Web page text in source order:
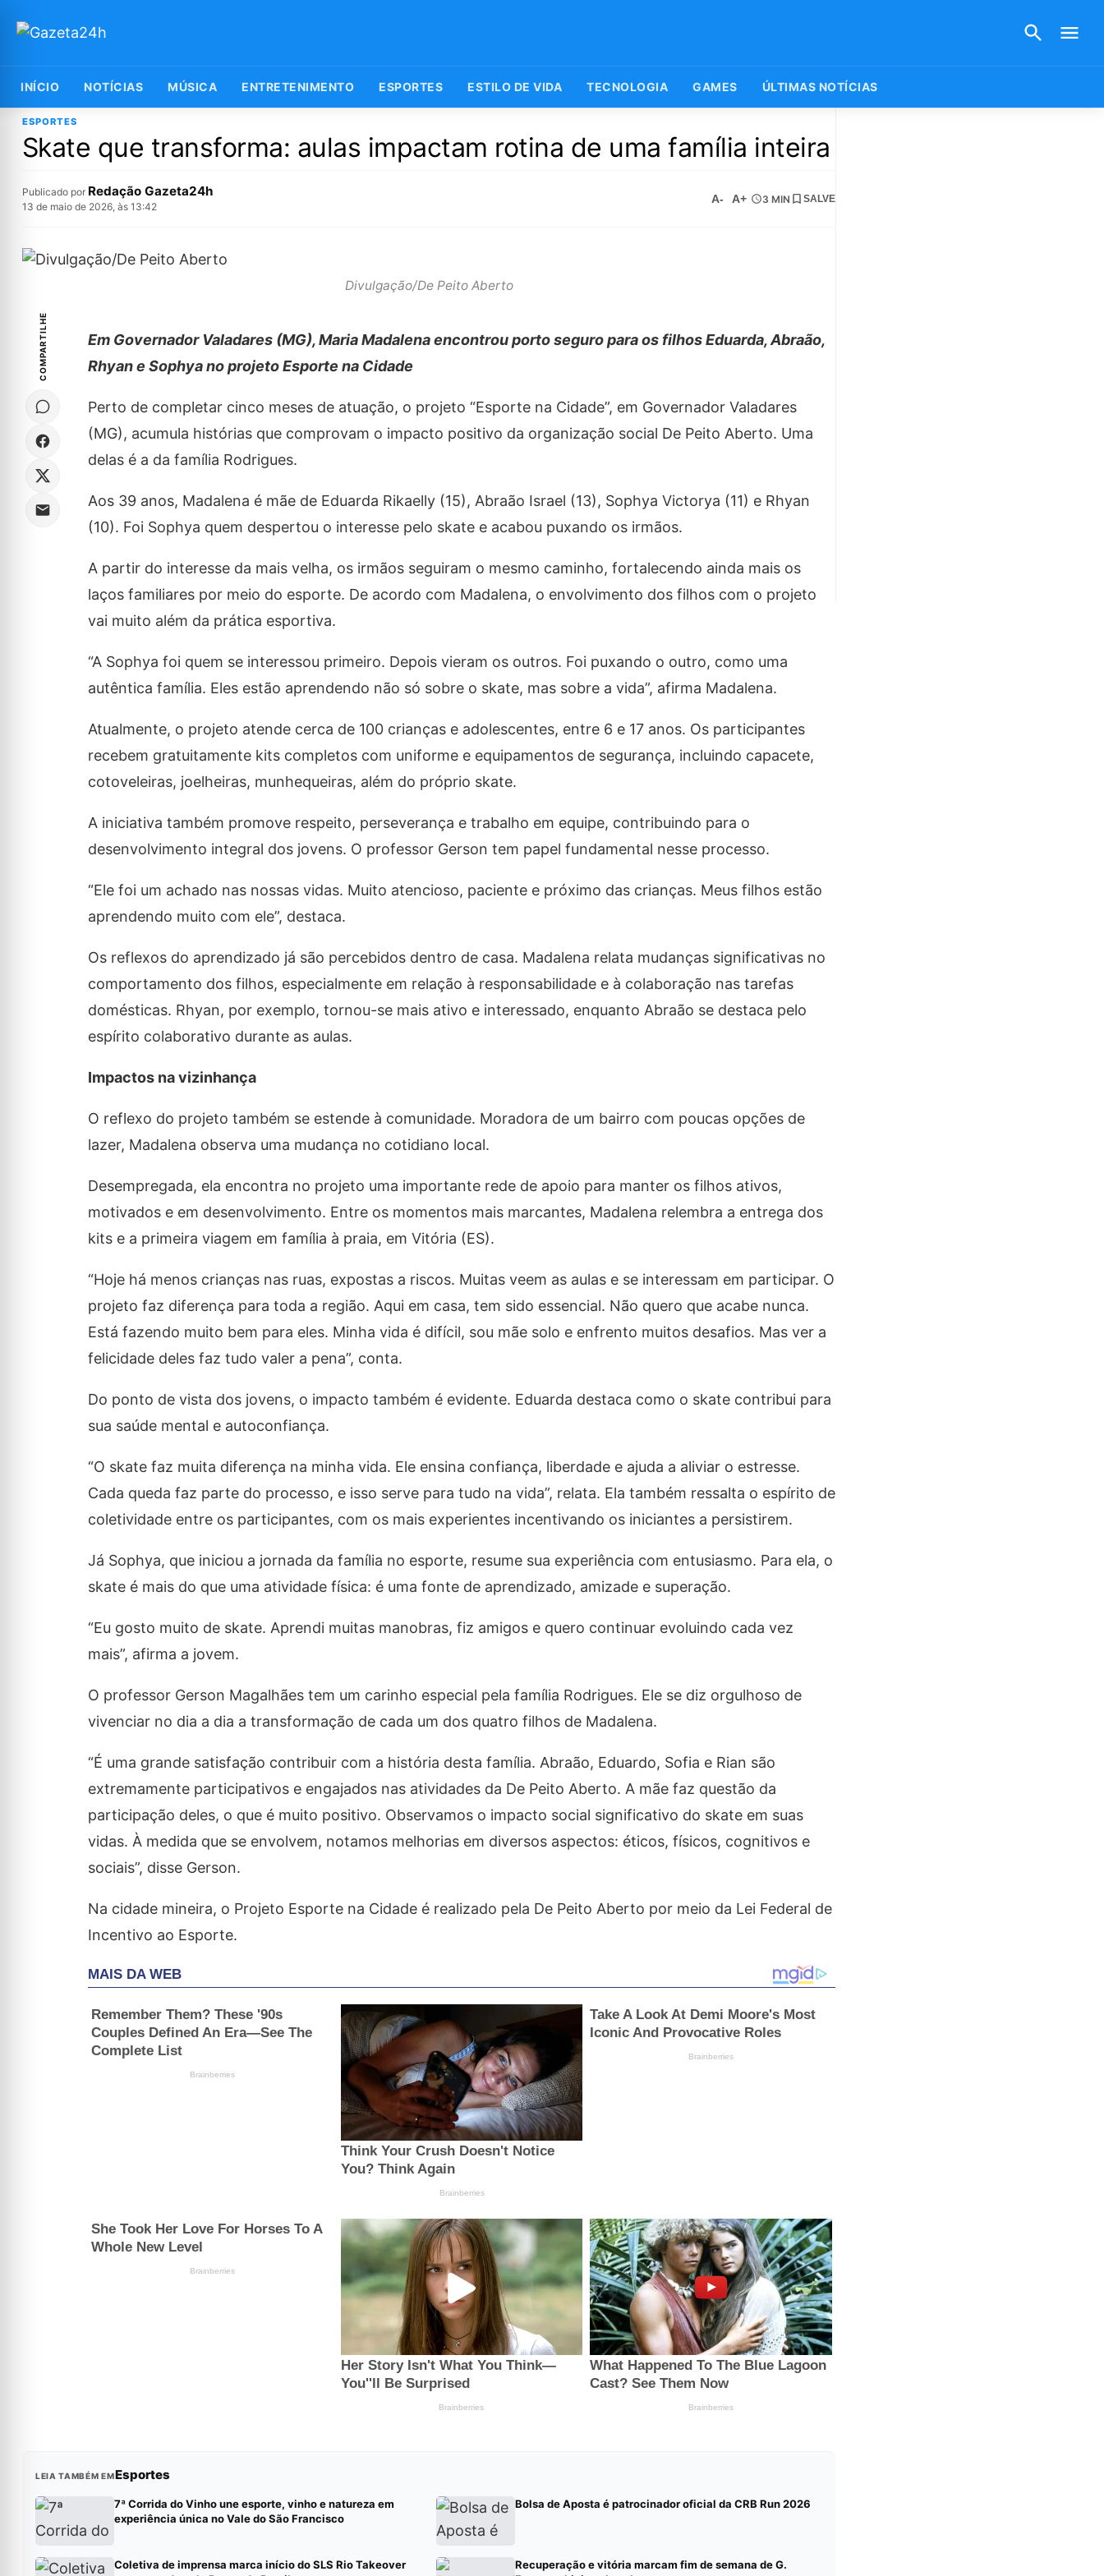
INÍCIO NOTÍCIAS MÚSICA ENTRETENIMENTO ESPORTES ESTILO DE VIDA TECNOLOGIA GAMES ÚLTIMAS NOTÍCIAS
ESPORTES
Skate que transforma: aulas impactam rotina de uma família inteira
Publicado por Redação Gazeta24h
13 de maio de 2026, às 13:42
A- A+ 3 MIN SALVE
Divulgação/De Peito Aberto
COMPARTILHE
Em Governador Valadares (MG), Maria Madalena encontrou porto seguro para os filhos Eduarda, Abraão,
Rhyan e Sophya no projeto Esporte na Cidade
Perto de completar cinco meses de atuação, o projeto “Esporte na Cidade”, em Governador Valadares
(MG), acumula histórias que comprovam o impacto positivo da organização social De Peito Aberto. Uma
delas é a da família Rodrigues.
Aos 39 anos, Madalena é mãe de Eduarda Rikaelly (15), Abraão Israel (13), Sophya Victorya (11) e Rhyan
(10). Foi Sophya quem despertou o interesse pelo skate e acabou puxando os irmãos.
A partir do interesse da mais velha, os irmãos seguiram o mesmo caminho, fortalecendo ainda mais os
laços familiares por meio do esporte. De acordo com Madalena, o envolvimento dos filhos com o projeto
vai muito além da prática esportiva.
“A Sophya foi quem se interessou primeiro. Depois vieram os outros. Foi puxando o outro, como uma
autêntica família. Eles estão aprendendo não só sobre o skate, mas sobre a vida”, afirma Madalena.
Atualmente, o projeto atende cerca de 100 crianças e adolescentes, entre 6 e 17 anos. Os participantes
recebem gratuitamente kits completos com uniforme e equipamentos de segurança, incluindo capacete,
cotoveleiras, joelheiras, munhequeiras, além do próprio skate.
A iniciativa também promove respeito, perseverança e trabalho em equipe, contribuindo para o
desenvolvimento integral dos jovens. O professor Gerson tem papel fundamental nesse processo.
“Ele foi um achado nas nossas vidas. Muito atencioso, paciente e próximo das crianças. Meus filhos estão
aprendendo muito com ele”, destaca.
Os reflexos do aprendizado já são percebidos dentro de casa. Madalena relata mudanças significativas no
comportamento dos filhos, especialmente em relação à responsabilidade e à colaboração nas tarefas
domésticas. Rhyan, por exemplo, tornou-se mais ativo e interessado, enquanto Abraão se destaca pelo
espírito colaborativo durante as aulas.
Impactos na vizinhança
O reflexo do projeto também se estende à comunidade. Moradora de um bairro com poucas opções de
lazer, Madalena observa uma mudança no cotidiano local.
Desempregada, ela encontra no projeto uma importante rede de apoio para manter os filhos ativos,
motivados e em desenvolvimento. Entre os momentos mais marcantes, Madalena relembra a entrega dos
kits e a primeira viagem em família à praia, em Vitória (ES).
“Hoje há menos crianças nas ruas, expostas a riscos. Muitas veem as aulas e se interessam em participar. O
projeto faz diferença para toda a região. Aqui em casa, tem sido essencial. Não quero que acabe nunca.
Está fazendo muito bem para eles. Minha vida é difícil, sou mãe solo e enfrento muitos desafios. Mas ver a
felicidade deles faz tudo valer a pena”, conta.
Do ponto de vista dos jovens, o impacto também é evidente. Eduarda destaca como o skate contribui para
sua saúde mental e autoconfiança.
“O skate faz muita diferença na minha vida. Ele ensina confiança, liberdade e ajuda a aliviar o estresse.
Cada queda faz parte do processo, e isso serve para tudo na vida”, relata. Ela também ressalta o espírito de
coletividade entre os participantes, com os mais experientes incentivando os iniciantes a persistirem.
Já Sophya, que iniciou a jornada da família no esporte, resume sua experiência com entusiasmo. Para ela, o
skate é mais do que uma atividade física: é uma fonte de aprendizado, amizade e superação.
“Eu gosto muito de skate. Aprendi muitas manobras, fiz amigos e quero continuar evoluindo cada vez
mais”, afirma a jovem.
O professor Gerson Magalhães tem um carinho especial pela família Rodrigues. Ele se diz orgulhoso de
vivenciar no dia a dia a transformação de cada um dos quatro filhos de Madalena.
“É uma grande satisfação contribuir com a história desta família. Abraão, Eduardo, Sofia e Rian são
extremamente participativos e engajados nas atividades da De Peito Aberto. A mãe faz questão da
participação deles, o que é muito positivo. Observamos o impacto social significativo do skate em suas
vidas. À medida que se envolvem, notamos melhorias em diversos aspectos: éticos, físicos, cognitivos e
sociais”, disse Gerson.
Na cidade mineira, o Projeto Esporte na Cidade é realizado pela De Peito Aberto por meio da Lei Federal de
Incentivo ao Esporte.
LEIA TAMBÉM EMEsportes
7ª Corrida do Vinho une esporte, vinho e natureza em
experiência única no Vale do São Francisco
Bolsa de Aposta é patrocinador oficial da CRB Run 2026
Coletiva de imprensa marca início do SLS Rio Takeover
Recuperação e vitória marcam fim de semana de G.